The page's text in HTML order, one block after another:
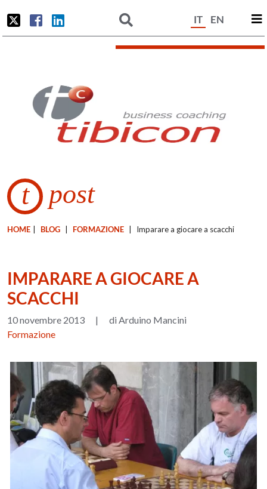
IT EN
t post
HOME BLOG FORMAZIONE Imparare a giocare a scacchi
IMPARARE A GIOCARE A
SCACCHI
10 novembre 2013 |
di Arduino Mancini
Formazione